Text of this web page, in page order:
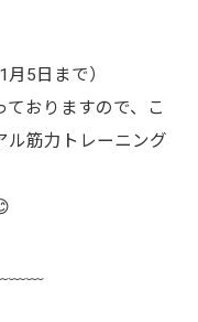
5日まで）
おりますので、こ
ル筋力トレーニング